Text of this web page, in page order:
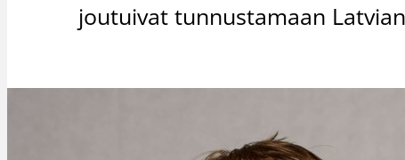
joutuivat tunnustamaan